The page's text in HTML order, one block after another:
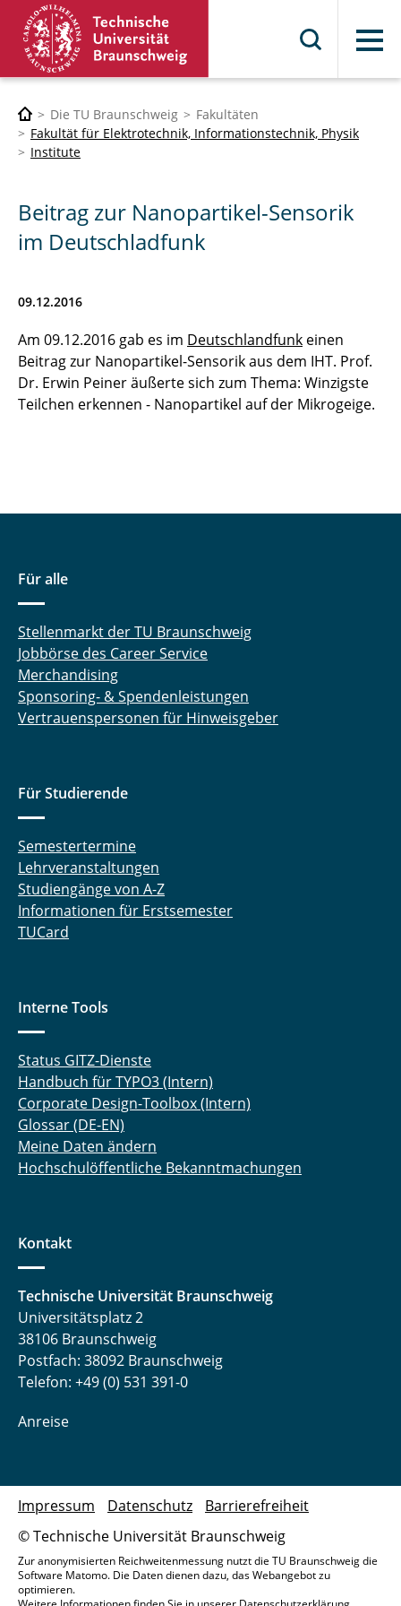
Menü
Die TU Braunschweig
Fakultäten
Fakultät für Elektrotechnik, Informationstechnik, Physik
Institute
Beitrag zur Nanopartikel-Sensorik
im Deutschladfunk
09.12.2016
Am 09.12.2016 gab es im Deutschlandfunk einen
Beitrag zur Nanopartikel-Sensorik aus dem IHT. Prof.
Dr. Erwin Peiner äußerte sich zum Thema: Winzigste
Teilchen erkennen - Nanopartikel auf der Mikrogeige.
Für alle
Stellenmarkt der TU Braunschweig
Jobbörse des Career Service
Merchandising
Sponsoring- & Spendenleistungen
Vertrauenspersonen für Hinweisgeber
Für Studierende
Semestertermine
Lehrveranstaltungen
Studiengänge von A-Z
Informationen für Erstsemester
TUCard
Interne Tools
Status GITZ-Dienste
Handbuch für TYPO3 (Intern)
Corporate Design-Toolbox (Intern)
Glossar (DE-EN)
Meine Daten ändern
Hochschulöffentliche Bekanntmachungen
Kontakt
Technische Universität Braunschweig
Universitätsplatz 2
38106 Braunschweig
Postfach: 38092 Braunschweig
Telefon: +49 (0) 531 391-0
Anreise
© Technische Universität Braunschweig
Impressum Datenschutz Barrierefreiheit
Zur anonymisierten Reichweitenmessung nutzt die TU Braunschweig die
Software Matomo. Die Daten dienen dazu, das Webangebot zu
optimieren.